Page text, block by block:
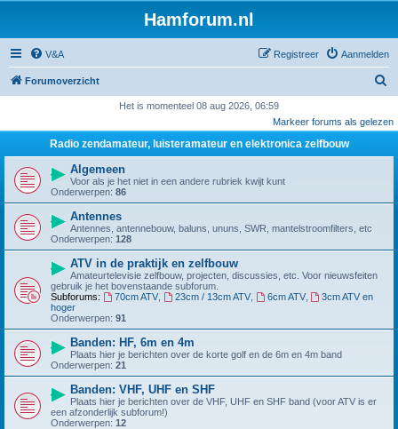
Hamforum.nl
V&A Aanmelden
Registreer
Forumoverzicht
e
Het is momenteel 08 aug 2026, 06:59
Markeer forums als gelezen
Radio zendamateur, luisteramateur en elektronica zelfbouw
Algemeen
Voor als je het niet in een andere rubriek kwijt kunt
Onderwerpen: 86
Antennes
Antennes, antennebouw, baluns, ununs, SWR, mantelstroomfilters, etc
Onderwerpen: 128
ATV in de praktijk en zelfbouw
Amateurtelevisie zelfbouw, projecten, discussies, etc. Voor nieuwsfeiten
gebruik je het bovenstaande subforum.
Subforums:
70cm ATV, 23cm / 13cm ATV, 6cm ATV,
3cm ATV en
hoger
Onderwerpen: 91
Banden: HF, 6m en 4m
Plaats hier je berichten over de korte golf en de 6m en 4m band
Onderwerpen: 21
Banden: VHF, UHF en SHF
Plaats hier je berichten over de VHF, UHF en SHF band (voor ATV is er
een afzonderlijk subforum!)
Onderwerpen: 12